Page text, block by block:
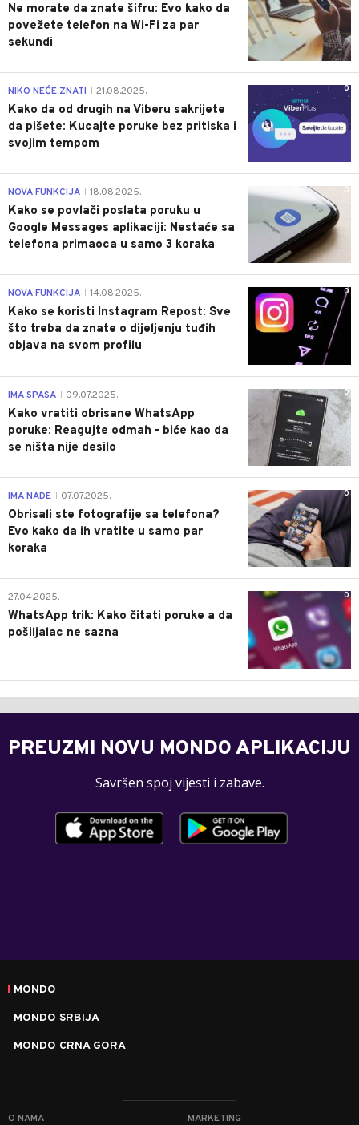
Ne morate da znate šifru: Evo kako da
povežete telefon na Wi-Fi za par
sekundi
0
NIKO NEĆE ZNATI 21.08.2025.
Kako da od drugih na Viberu sakrijete
da pišete: Kucajte poruke bez pritiska i
svojim tempom
0
NOVA FUNKCIJA 18.08.2025.
Kako se povlači poslata poruku u
Google Messages aplikaciji: Nestaće sa
telefona primaoca u samo 3 koraka
0
NOVA FUNKCIJA 14.08.2025.
Kako se koristi Instagram Repost: Sve
što treba da znate o dijeljenju tuđih
objava na svom profilu
0
IMA SPASA 09.07.2025.
Kako vratiti obrisane WhatsApp
poruke: Reagujte odmah - biće kao da
se ništa nije desilo
0
IMA NADE 07.07.2025.
Obrisali ste fotografije sa telefona?
Evo kako da ih vratite u samo par
koraka
0
27.04.2025.
WhatsApp trik: Kako čitati poruke a da
pošiljalac ne sazna
PREUZMI NOVU MONDO APLIKACIJU
Savršen spoj vijesti i zabave.
MONDO
MONDO SRBIJA
MONDO CRNA GORA
O NAMA MARKETING